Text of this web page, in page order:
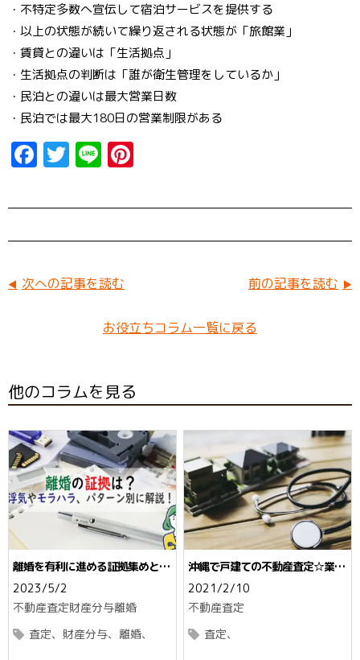
・不特定多数へ宣伝して宿泊サービスを提供する
・以上の状態が続いて繰り返される状態が「旅館業」
・賃貸との違いは「生活拠点」
・生活拠点の判断は「誰が衛生管理をしているか」
・民泊との違いは最大営業日数
・民泊では最大180日の営業制限がある
F
ce
b
o
T
it
t
Li
e t
er
次への記事を読む 前の記事を読む
お役立ちコラム一覧に戻る
他のコラムを見る
離婚を有利に進める証拠集めと
は。浮気やモラハラ、パターン別
に解説！
2023/5/2
不動産査定財産分与離婚
査定
財産分与 離婚
沖縄で戸建ての不動産査定☆業者
が見ているポイントとは
2021/2/10
不動産査定
査定